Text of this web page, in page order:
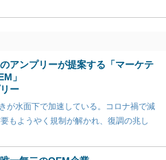
アンプリーが提案する「マーケテ
」
ー
が水面下で加速している。コロナ禍で減
もようやく規制が解かれ、復調の兆し